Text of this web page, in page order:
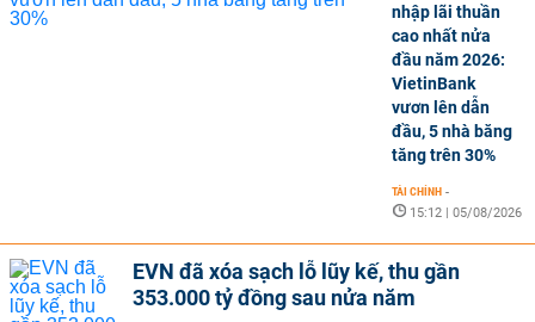
nhập lãi thuần
cao nhất nửa
đầu năm 2026:
VietinBank
vươn lên dẫn
đầu, 5 nhà băng
tăng trên 30%
TÀI CHÍNH -
15:12 | 05/08/2026
EVN đã xóa sạch lỗ lũy kế, thu gần
353.000 tỷ đồng sau nửa năm